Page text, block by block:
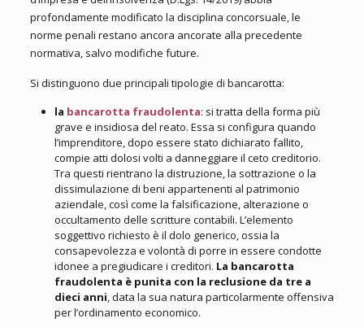
profondamente modificato la disciplina concorsuale, le
norme penali restano ancora ancorate alla precedente
normativa, salvo modifiche future.
Si distinguono due principali tipologie di bancarotta:
la bancarotta fraudolenta: si tratta della forma più
grave e insidiosa del reato. Essa si configura quando
l’imprenditore, dopo essere stato dichiarato fallito,
compie atti dolosi volti a danneggiare il ceto creditorio.
Tra questi rientrano la distruzione, la sottrazione o la
dissimulazione di beni appartenenti al patrimonio
aziendale, così come la falsificazione, alterazione o
occultamento delle scritture contabili. L’elemento
soggettivo richiesto è il dolo generico, ossia la
consapevolezza e volontà di porre in essere condotte
idonee a pregiudicare i creditori. La bancarotta
fraudolenta è punita con la reclusione da tre a
dieci anni, data la sua natura particolarmente offensiva
per l’ordinamento economico.